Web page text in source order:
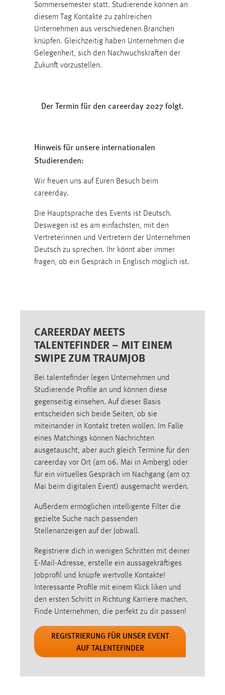
Sommersemester statt. Studierende können an
diesem Tag Kontakte zu zahlreichen
Unternehmen aus verschiedenen Branchen
knüpfen. Gleichzeitig haben Unternehmen die
Gelegenheit, sich den Nachwuchskräften der
Zukunft vorzustellen.
Der Termin für den careerday 2027 folgt.
Hinweis für unsere internationalen
Studierenden:
Wir freuen uns auf Euren Besuch beim
careerday.
Die Hauptsprache des Events ist Deutsch.
Deswegen ist es am einfachsten, mit den
Vertreterinnen und Vertretern der Unternehmen
Deutsch zu sprechen. Ihr könnt aber immer
fragen, ob ein Gespräch in Englisch möglich ist.
CAREERDAY MEETS
TALENTEFINDER – MIT EINEM
SWIPE ZUM TRAUMJOB
Bei talentefinder legen Unternehmen und
Studierende Profile an und können diese
gegenseitig einsehen. Auf dieser Basis
entscheiden sich beide Seiten, ob sie
miteinander in Kontakt treten wollen. Im Falle
eines Matchings können Nachrichten
ausgetauscht, aber auch gleich Termine für den
careerday vor Ort (am 06. Mai in Amberg) oder
für ein virtuelles Gespräch im Nachgang (am 07.
Mai beim digitalen Event) ausgemacht werden.
Außerdem ermöglichen intelligente Filter die
gezielte Suche nach passenden
Stellenanzeigen auf der Jobwall.
Registriere dich in wenigen Schritten mit deiner
E-Mail-Adresse, erstelle ein aussagekräftiges
Jobprofil und knüpfe wertvolle Kontakte!
Interessante Profile mit einem Klick liken und
den ersten Schritt in Richtung Karriere machen.
Finde Unternehmen, die perfekt zu dir passen!
REGISTRIERUNG FÜR UNSER EVENT
AUF TALENTEFINDER
Cookie Laufzeit:
1 Jahr
Performance
Zweck:
Sprachpräferenz
Name:
Das Cookie speichert die gewählte Sprache der Website.
Cookie Laufzeit:
30 Tage
Zweck:
Wird benötigt um die Chatfunktion nutzen zu können.
MibewSessionID, mibew-chat-frame-style-
5e9dbeb1811c0446 = Sitzungslaufzeit, mibew_locale = 3
Jahre, MIBEW_UserID = 1 Jahr
Login
Name:
fe_user, be_user, be_lastLoginProvider
Zweck:
Dieser Cookie ist notwendig um sich an der Website
Cookie Laufzeit:
24 Stunden
STATISTIK
Statistik Cookies erfassen Informationen anonym.
Diese Informationen helfen uns zu verstehen, wie
unsere Besucher unsere Website nutzen.
Matomo
Name: